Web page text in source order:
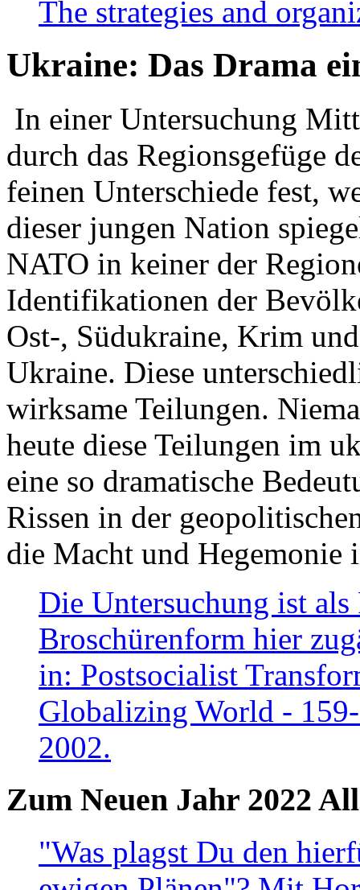
The strategies and
Ukraine: Das Drama
In einer Untersuchung
durch das Regionsgefüge
feinen Unterschiede fest,
dieser jungen Nation
NATO in keiner der
Identifikationen der
Ost-, Südukraine, Krim
Ukraine. Diese
wirksame Teilungen.
heute diese Teilungen im
eine so dramatische
Rissen in der
die Macht und Hegemonie
Die Untersuchung ist
Broschürenform hier
in: Postsocialist
Globalizing World -
2002.
Zum Neuen Jahr 2022
"Was plagst Du den